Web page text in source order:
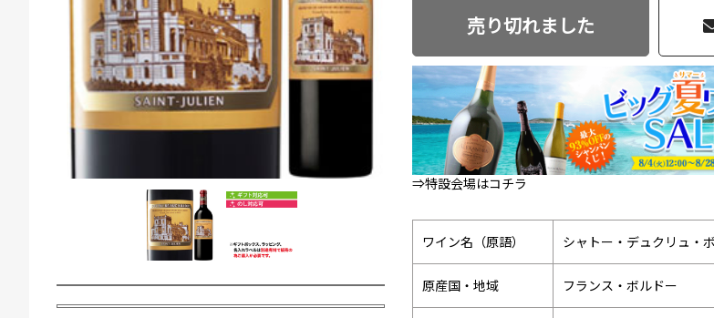
売り切れました
⇒特設会場はコチラ
ワイン名（原語） シャトー・デュクリュ・
原産国・地域 フランス・ボルドー